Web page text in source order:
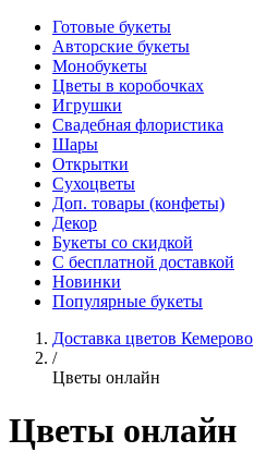
Готовые букеты
Авторские букеты
Монобукеты
Цветы в коробочках
Игрушки
Свадебная флористика
Шары
Открытки
Сухоцветы
Доп. товары (конфеты)
Декор
Букеты со скидкой
С бесплатной доставкой
Новинки
Популярные букеты
Доставка цветов Кемерово
/
Цветы онлайн
Цветы онлайн